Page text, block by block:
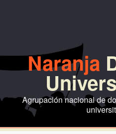
Naranja
Agrupación nacional de